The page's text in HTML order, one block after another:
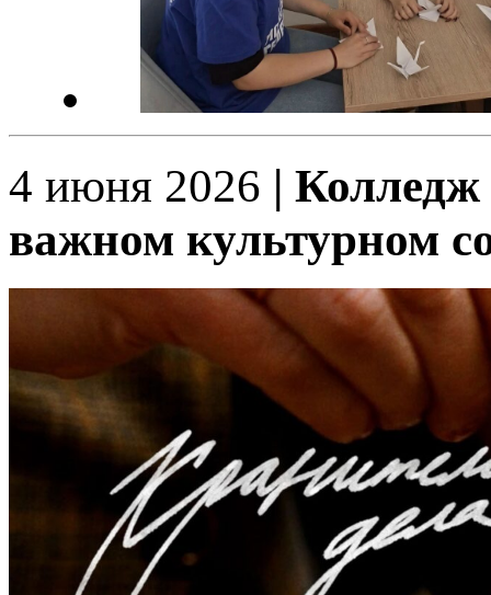
4 июня 2026 | Колледж
важном культурном